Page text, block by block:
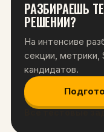
РАЗБИРАЕШЬ
РЕШЕНИИ?
На интенсиве
секции, метрики,
кандидатов.
Все тестовые